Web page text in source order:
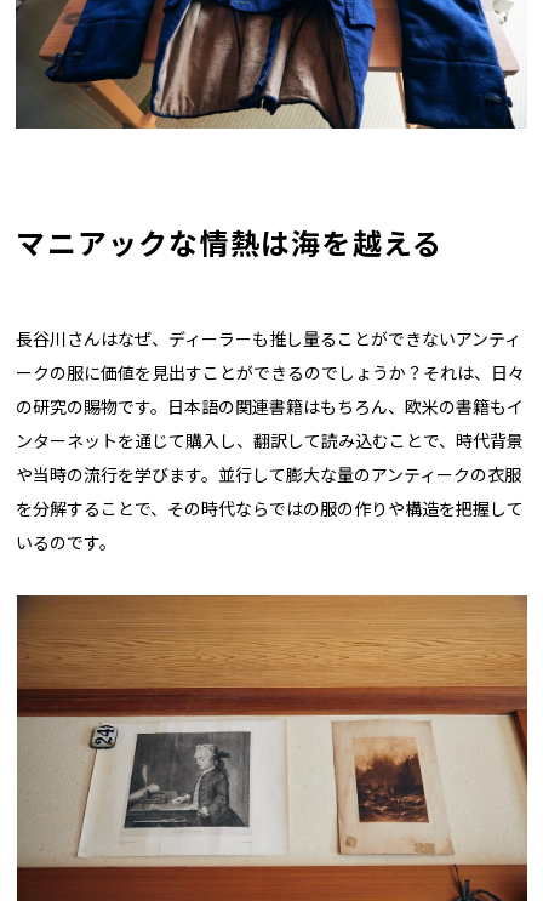
マニアックな情熱は海を越える
長谷川さんはなぜ、ディーラーも推し量ることができないアンティ
ークの服に価値を見出すことができるのでしょうか？それは、日々
の研究の賜物です。日本語の関連書籍はもちろん、欧米の書籍もイ
ンターネットを通じて購入し、翻訳して読み込むことで、時代背景
や当時の流行を学びます。並行して膨大な量のアンティークの衣服
を分解することで、その時代ならではの服の作りや構造を把握して
いるのです。